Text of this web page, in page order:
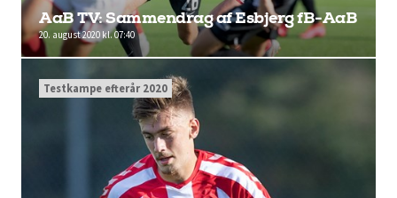
AaB TV: Sammendrag af Esbjerg fB-AaB
20. august 2020 kl. 07:40
Testkampe efterår 2020